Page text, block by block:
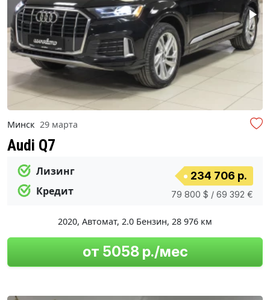
Минск 29 марта
Audi Q7
Лизинг
Кредит
234 706 р.
79 800 $ / 69 392 €
2020, Автомат, 2.0 Бензин, 28 976 км
от 5058 р./мес